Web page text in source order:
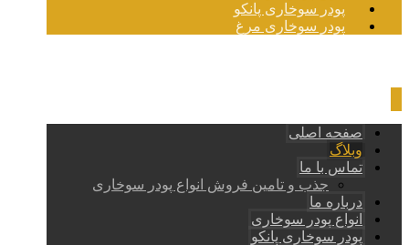
پودر سوخاری پانکو
پودر سوخاری مرغ
صفحه اصلی
وبلاگ
تماس با ما
جذب و تامین فروش انواع پودر سوخاری
درباره ما
انواع پودر سوخاری
پودر سوخاری پانکو